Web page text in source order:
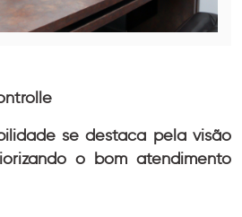
se destaca pela visão
o bom atendimento